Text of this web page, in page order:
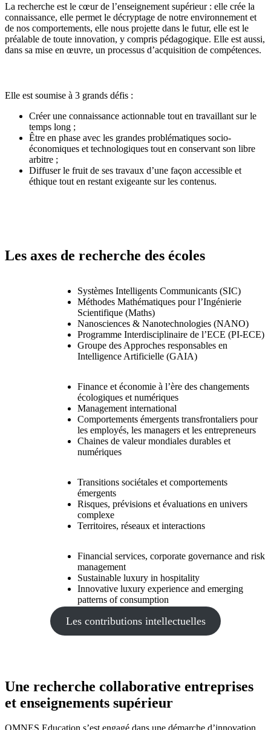
La recherche est le cœur de l’enseignement supérieur : elle crée la
connaissance, elle permet le décryptage de notre environnement et
de nos comportements, elle nous projette dans le futur, elle est le
préalable de toute innovation, y compris pédagogique. Elle est aussi,
dans sa mise en œuvre, un processus d’acquisition de compétences.
Elle est soumise à 3 grands défis :
Créer une connaissance actionnable tout en travaillant sur le
temps long ;
Être en phase avec les grandes problématiques socio-
économiques et technologiques tout en conservant son libre
arbitre ;
Diffuser le fruit de ses travaux d’une façon accessible et
éthique tout en restant exigeante sur les contenus.
Les axes de recherche des écoles
Systèmes Intelligents Communicants (SIC)
Méthodes Mathématiques pour l’Ingénierie
Scientifique (Maths)
Nanosciences & Nanotechnologies (NANO)
Programme Interdisciplinaire de l’ECE (PI-ECE)
Groupe des Approches responsables en
Intelligence Artificielle (GAIA)
Finance et économie à l’ère des changements
écologiques et numériques
Management international
Comportements émergents transfrontaliers pour
les employés, les managers et les entrepreneurs
Chaines de valeur mondiales durables et
numériques
Transitions sociétales et comportements
émergents
Risques, prévisions et évaluations en univers
complexe
Territoires, réseaux et interactions
Financial services, corporate governance and risk
management
Sustainable luxury in hospitality
Innovative luxury experience and emerging
patterns of consumption
Les contributions intellectuelles
Une recherche collaborative entreprises
et enseignements supérieur